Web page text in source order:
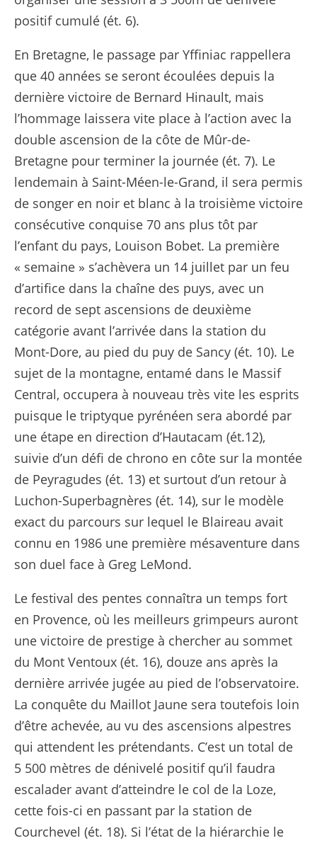
positif cumulé (ét. 6).
En Bretagne, le passage par Yffiniac rappellera
que 40 années se seront écoulées depuis la
dernière victoire de Bernard Hinault, mais
l’hommage laissera vite place à l’action avec la
double ascension de la côte de Mûr-de-
Bretagne pour terminer la journée (ét. 7). Le
lendemain à Saint-Méen-le-Grand, il sera permis
de songer en noir et blanc à la troisième victoire
consécutive conquise 70 ans plus tôt par
l’enfant du pays, Louison Bobet. La première
« semaine » s’achèvera un 14 juillet par un feu
d’artifice dans la chaîne des puys, avec un
record de sept ascensions de deuxième
catégorie avant l’arrivée dans la station du
Mont-Dore, au pied du puy de Sancy (ét. 10). Le
sujet de la montagne, entamé dans le Massif
Central, occupera à nouveau très vite les esprits
puisque le triptyque pyrénéen sera abordé par
une étape en direction d’Hautacam (ét.12),
suivie d’un défi de chrono en côte sur la montée
de Peyragudes (ét. 13) et surtout d’un retour à
Luchon-Superbagnères (ét. 14), sur le modèle
exact du parcours sur lequel le Blaireau avait
connu en 1986 une première mésaventure dans
son duel face à Greg LeMond.
Le festival des pentes connaîtra un temps fort
en Provence, où les meilleurs grimpeurs auront
une victoire de prestige à chercher au sommet
du Mont Ventoux (ét. 16), douze ans après la
dernière arrivée jugée au pied de l’observatoire.
La conquête du Maillot Jaune sera toutefois loin
d’être achevée, au vu des ascensions alpestres
qui attendent les prétendants. C’est un total de
5 500 mètres de dénivelé positif qu’il faudra
escalader avant d’atteindre le col de la Loze,
cette fois-ci en passant par la station de
Courchevel (ét. 18). Si l’état de la hiérarchie le